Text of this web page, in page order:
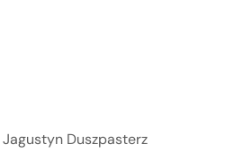
Jagustyn Duszpasterz